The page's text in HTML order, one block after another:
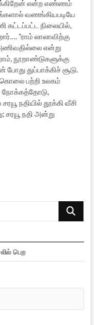
என்ற எண்ணம்
வணங்கியபடியே
கட்டப்பட்ட நிலையில்,
”ராம் லாலாவிற்கு
அணிவதில்லை என்று
நூறாண்டுகளுக்கு
துப்பாக்கிச் சூடு.
பற்றி உலகம்
நோக்கத்தோடு,
நதியில் தூக்கி வீசி
சரயூ நதி அன்று
Search
பெற